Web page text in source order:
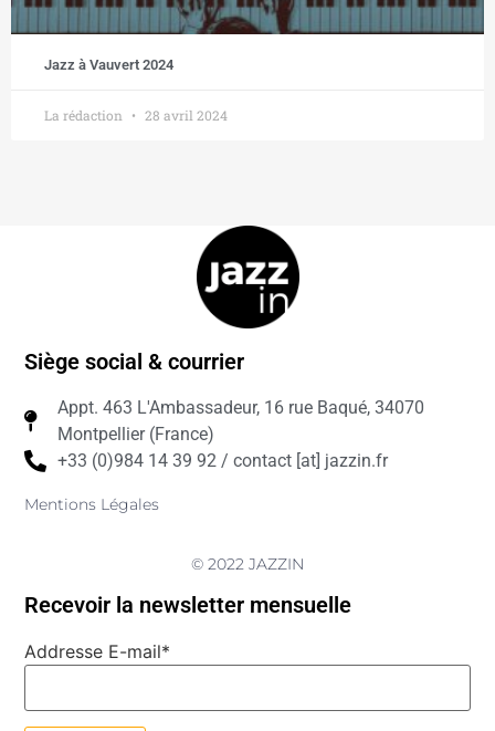
Jazz à Vauvert 2024
La rédaction 28 avril 2024
Siège social & courrier
Appt. 463 L'Ambassadeur, 16 rue Baqué, 34070
Montpellier (France)
+33 (0)984 14 39 92 / contact [at] jazzin.fr
Mentions Légales
© 2022 JAZZIN
Recevoir la newsletter mensuelle
Addresse E-mail*